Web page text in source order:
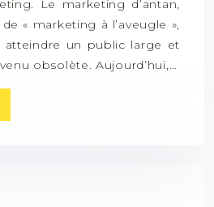
Le marketing d’antan,
« marketing à l’aveugle »,
atteindre un public large et
obsolète. Aujourd’hui,…